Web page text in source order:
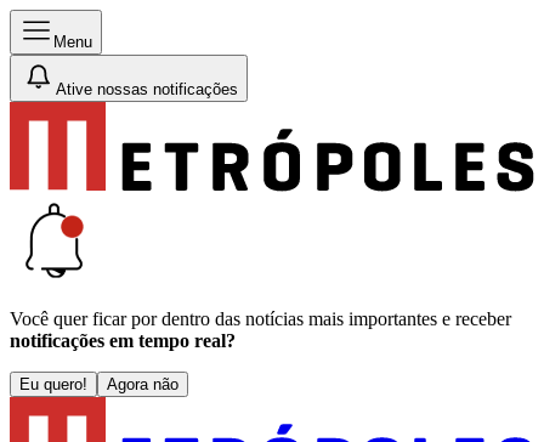
Menu
Ative nossas notificações
Você quer ficar por dentro das notícias mais importantes e receber
notificações em tempo real?
Eu quero! Agora não